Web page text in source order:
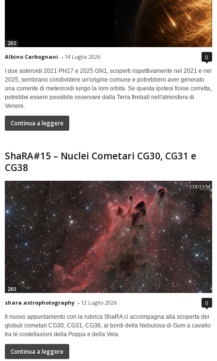
280
Albino Carbognani - 14 Luglio 2026 0
I due asteroidi 2021 PH27 e 2025 GN1, scoperti rispettivamente nel 2021 e nel
2025, sembrano condividere un'origine comune e potrebbero aver generato
una corrente di meteoroidi lungo la loro orbita. Se questa ipotesi fosse corretta,
potrebbe essere possibile osservare dalla Terra fireball nell'atmosfera di
Venere.
Continua a leggere
ShaRA#15 – Nuclei Cometari CG30, CG31 e
CG38
280
shara.astrophotography - 12 Luglio 2026 0
Il nuovo appuntamento con la rubrica ShaRA ci accompagna alla scoperta dei
globuli cometari CG30, CG31, CG38, ai bordi della Nebulosa di Gum a cavallo
tra le costellazioni della Poppa e della Vela
Continua a leggere